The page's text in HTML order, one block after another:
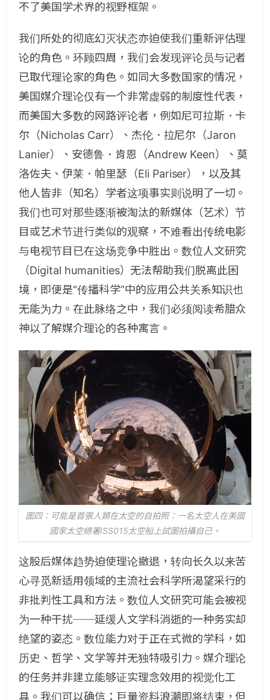
不了美国学术界的视野框架。
我们所处的彻底幻灭状态亦迫使我们重新评估理
论的角色。环顾四周，我们会发现评论员与记者
已取代理论家的角色。如同大多数国家的情况，
美国媒介理论仅有一个非常虚弱的制度性代表，
而美国大多数的网路评论者，例如尼可拉斯．卡
尔（Nicholas Carr）、杰伦．拉尼尔（Jaron
Lanier）、安德鲁．肯恩（Andrew Keen）、莫
洛佐夫、伊莱．帕里瑟（Eli Pariser），以及其
他人皆非（知名）学者这项事实则说明了一切。
我们也可对那些逐渐被淘汰的新媒体（艺术）节
目或艺术节进行类似的观察，不难看出传统电影
与电视节目已在这场竞争中胜出。数位人文研究
（Digital humanities）无法帮助我们脱离此困
境，即便是“传播科学”中的应用公共关系知识也
无能为力。在此脉络之中，我们必须阅读希腊众
神以了解媒介理论的各种寓言。
圖四：可能是首張人類在太空的自拍照：一名太空人在美國
國家太空總署ISS015太空船上試圖拍攝自己。
这股后媒体趋势迫使理论撤退，转向长久以来苦
心寻觅新适用领域的主流社会科学所渴望采行的
非批判性工具和方法。数位人文研究可能会被视
为一种干扰──延缓人文学科消逝的一种务实却
绝望的姿态。数位能力对于正在式微的学科，如
历史、哲学、文学等并无独特吸引力。媒介理论
的任务并非建立能够证实理念效用的视觉化工
具。我们可以确信：巨量资料浪潮即将结束，但